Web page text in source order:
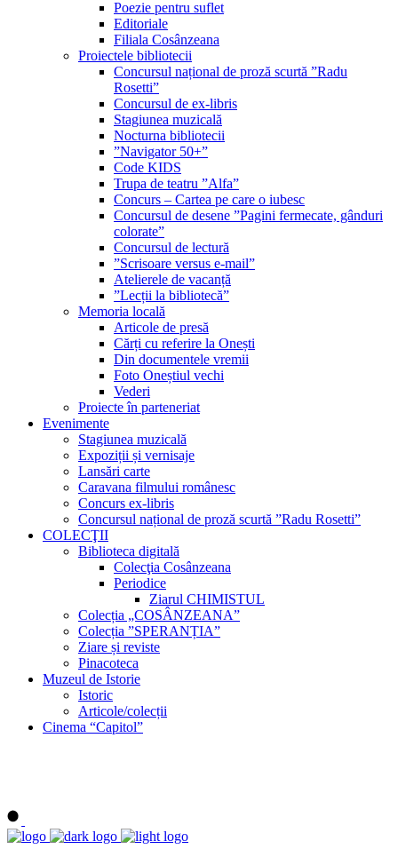
Poezie pentru suflet
Editoriale
Filiala Cosânzeana
Proiectele bibliotecii
Concursul național de proză scurtă ”Radu
Rosetti”
Concursul de ex-libris
Stagiunea muzicală
Nocturna bibliotecii
”Navigator 50+”
Code KIDS
Trupa de teatru ”Alfa”
Concurs – Cartea pe care o iubesc
Concursul de desene ”Pagini fermecate, gânduri
colorate”
Concursul de lectură
”Scrisoare versus e-mail”
Atelierele de vacanță
”Lecții la bibliotecă”
Memoria locală
Articole de presă
Cărți cu referire la Onești
Din documentele vremii
Foto Oneștiul vechi
Vederi
Proiecte în parteneriat
Evenimente
Stagiunea muzicală
Expoziții și vernisaje
Lansări carte
Caravana filmului românesc
Concurs ex-libris
Concursul național de proză scurtă ”Radu Rosetti”
COLECŢII
Biblioteca digitală
Colecţia Cosânzeana
Periodice
Ziarul CHIMISTUL
Colecția „COSÂNZEANA”
Colecția ”SPERANȚIA”
Ziare și reviste
Pinacoteca
Muzeul de Istorie
Istoric
Articole/colecții
Cinema “Capitol”